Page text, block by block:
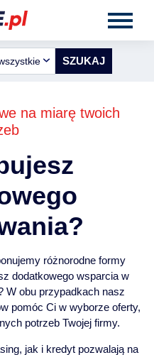
na miarę twoich
różnorodne formy
dodatkowego wsparcia w
W obu przypadkach nasz
pomóc Ci w wyborze oferty,
potrzeb Twojej firmy.
jak i kredyt pozwalają na